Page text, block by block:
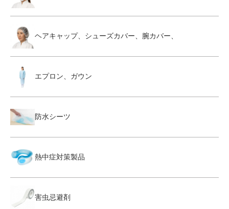
ヘアキャップ、シューズカバー、腕カバー、
エプロン、ガウン
防水シーツ
熱中症対策製品
害虫忌避剤